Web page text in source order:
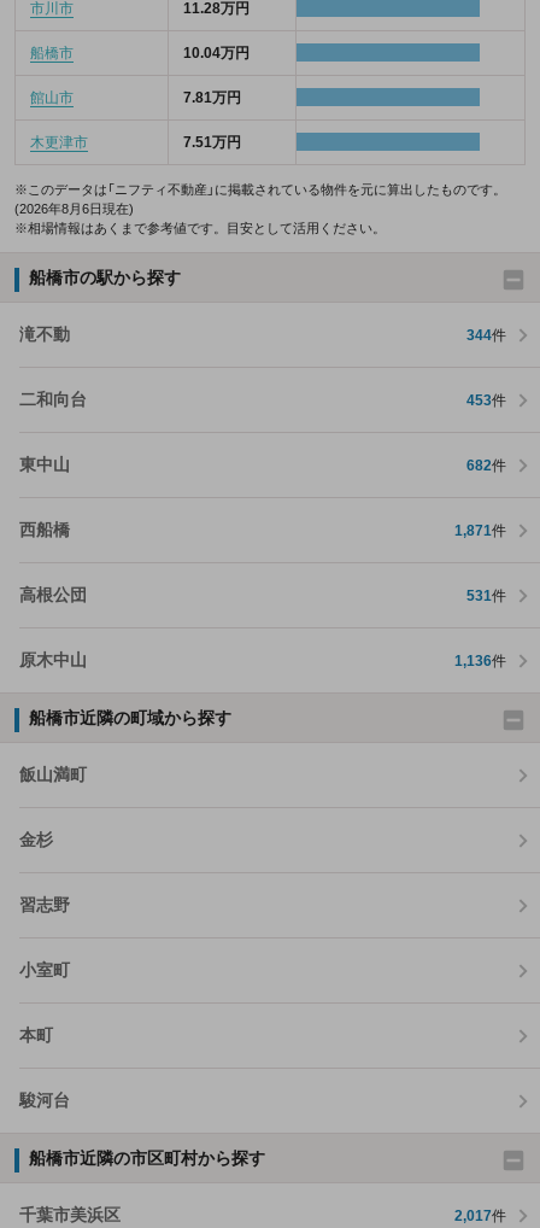
市川市 11.28万円
船橋市 10.04万円
館山市 7.81万円
木更津市 7.51万円
※このデータは「ニフティ不動産」に掲載されている物件を元に算出したものです。
(2026年8月6日現在)
※相場情報はあくまで参考値です。目安として活用ください。
船橋市の駅から探す
滝不動 344件
二和向台 453件
東中山 682件
西船橋 1,871件
高根公団 531件
原木中山 1,136件
船橋市近隣の町域から探す
飯山満町
金杉
習志野
小室町
本町
駿河台
船橋市近隣の市区町村から探す
千葉市美浜区 2,017件